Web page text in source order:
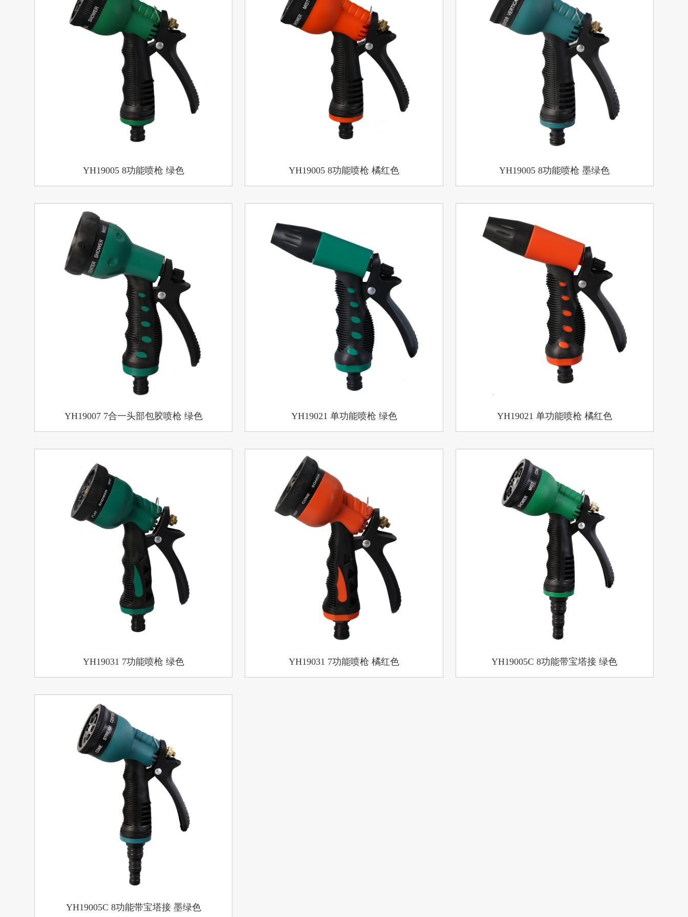
YH19005 8功能喷枪 绿色 YH19005 8功能喷枪 橘红色 YH19005 8功能喷枪 墨绿色
YH19007 7合一头部包胶喷枪 绿色 YH19021 单功能喷枪 绿色 YH19021 单功能喷枪 橘红色
YH19031 7功能喷枪 绿色 YH19031 7功能喷枪 橘红色 YH19005C 8功能带宝塔接 绿色
YH19005C 8功能带宝塔接 墨绿色